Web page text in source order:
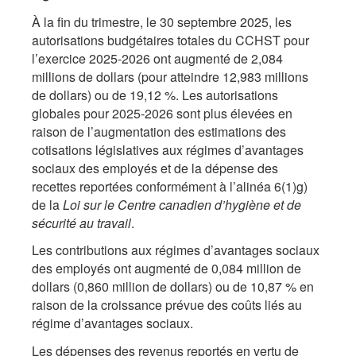
À la fin du trimestre, le 30 septembre 2025, les
autorisations budgétaires totales du CCHST pour
l’exercice 2025-2026 ont augmenté de 2,084
millions de dollars (pour atteindre 12,983 millions
de dollars) ou de 19,12 %. Les autorisations
globales pour 2025-2026 sont plus élevées en
raison de l’augmentation des estimations des
cotisations législatives aux régimes d’avantages
sociaux des employés et de la dépense des
recettes reportées conformément à l’alinéa 6(1)g)
de laLoi sur le Centre canadien d’hygiène et de
sécurité au travail.
Les contributions aux régimes d’avantages sociaux
des employés ont augmenté de 0,084 million de
dollars (0,860 million de dollars) ou de 10,87 % en
raison de la croissance prévue des coûts liés au
régime d’avantages sociaux.
Les dépenses des revenus reportés en vertu de